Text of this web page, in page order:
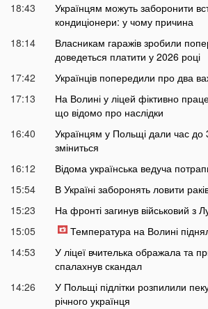
18:43
Українцям можуть заборонити
кондиціонери: у чому причина
18:14
Власникам гаражів зробили
доведеться платити у 2026 році
17:42
Українців попередили про два
17:13
На Волині у ліцей фіктивно
що відомо про наслідки
16:40
Українцям у Польщі дали час
зміниться
16:12
Відома українська ведуча
15:54
В Україні заборонять ловити
15:23
На фронті загинув військовий з
15:05
Температура на Волині
14:53
У ліцеї вчителька ображала та
спалахнув скандал
14:26
У Польщі підлітки розпилили
річного українця